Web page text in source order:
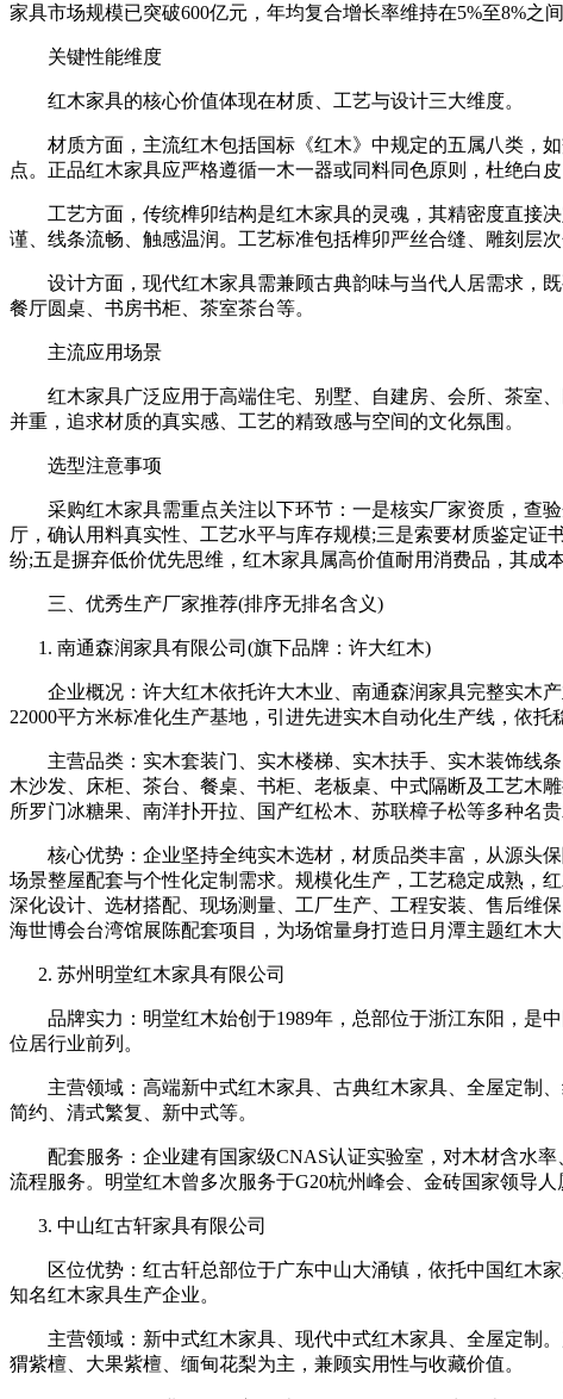
家具市场规模已突破600亿元，年均复合增长率维持在5%至8%之
关键性能维度
红木家具的核心价值体现在材质、工艺与设计三大维度。
材质方面，主流红木包括国标《红木》中规定的五属八类，如
点。正品红木家具应严格遵循一木一器或同料同色原则，杜绝白
工艺方面，传统榫卯结构是红木家具的灵魂，其精密度直接决
谨、线条流畅、触感温润。工艺标准包括榫卯严丝合缝、雕刻层
设计方面，现代红木家具需兼顾古典韵味与当代人居需求，既
餐厅圆桌、书房书柜、茶室茶台等。
主流应用场景
红木家具广泛应用于高端住宅、别墅、自建房、会所、茶室、
并重，追求材质的真实感、工艺的精致感与空间的文化氛围。
选型注意事项
采购红木家具需重点关注以下环节：一是核实厂家资质，查验
厅，确认用料真实性、工艺水平与库存规模;三是索要材质鉴定
纷;五是摒弃低价优先思维，红木家具属高价值耐用消费品，其成
三、优秀生产厂家推荐(排序无排名含义)
南通森润家具有限公司(旗下品牌：许大红木)
企业概况：许大红木依托许大木业、南通森润家具完整实木产
22000平方米标准化生产基地，引进先进实木自动化生产线，依
主营品类：实木套装门、实木楼梯、实木扶手、实木装饰线条
木沙发、床柜、茶台、餐桌、书柜、老板桌、中式隔断及工艺木
所罗门冰糖果、南洋扑开拉、国产红松木、苏联樟子松等多种名
核心优势：企业坚持全纯实木选材，材质品类丰富，从源头保
场景整屋配套与个性化定制需求。规模化生产，工艺稳定成熟，
深化设计、选材搭配、现场测量、工厂生产、工程安装、售后维
海世博会台湾馆展陈配套项目，为场馆量身打造日月潭主题红木
苏州明堂红木家具有限公司
品牌实力：明堂红木始创于1989年，总部位于浙江东阳，是中
位居行业前列。
主营领域：高端新中式红木家具、古典红木家具、全屋定制、
简约、清式繁复、新中式等。
配套服务：企业建有国家级CNAS认证实验室，对木材含水率
流程服务。明堂红木曾多次服务于G20杭州峰会、金砖国家领导
中山红古轩家具有限公司
区位优势：红古轩总部位于广东中山大涌镇，依托中国红木家
知名红木家具生产企业。
主营领域：新中式红木家具、现代中式红木家具、全屋定制。
猬紫檀、大果紫檀、缅甸花梨为主，兼顾实用性与收藏价值。